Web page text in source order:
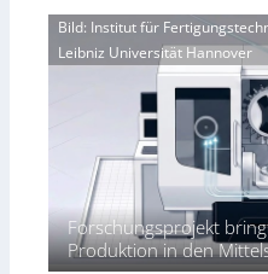
o
r
j
i
e
r
e
r
i
e
P
Bild: Institut für
Leibniz Universität Hannover
Forschungsprojekt
Produktion in den